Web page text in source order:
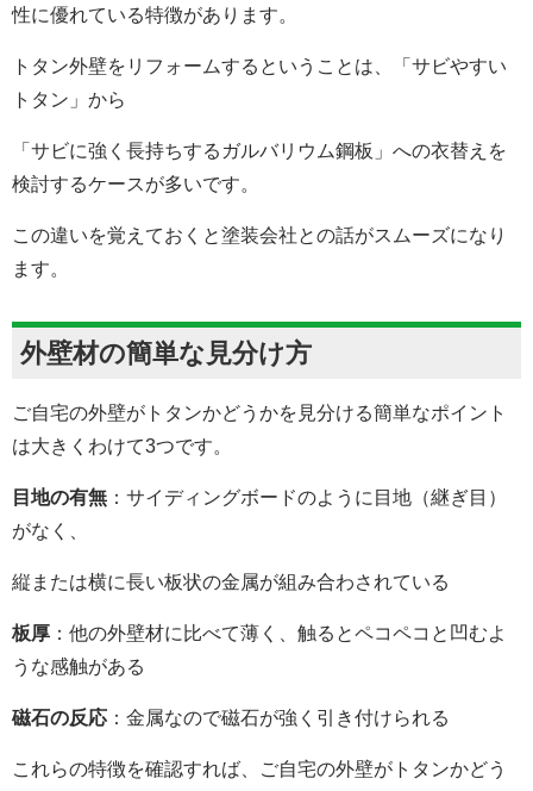
性に優れている特徴があります。
トタン外壁をリフォームするということは、「サビやすい
トタン」から
「サビに強く長持ちするガルバリウム鋼板」への衣替えを
検討するケースが多いです。
この違いを覚えておくと塗装会社との話がスムーズになり
ます。
外壁材の簡単な見分け方
ご自宅の外壁がトタンかどうかを見分ける簡単なポイント
は大きくわけて3つです。
目地の有無 ：サイディングボードのように目地（継ぎ目）
がなく、
縦または横に長い板状の金属が組み合わされている
板厚 ：他の外壁材に比べて薄く、触るとペコペコと凹むよ
うな感触がある
磁石の反応 ：金属なので磁石が強く引き付けられる
これらの特徴を確認すれば、ご自宅の外壁がトタンかどう